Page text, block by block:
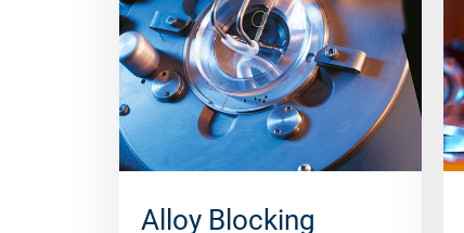
Alloy Blocking